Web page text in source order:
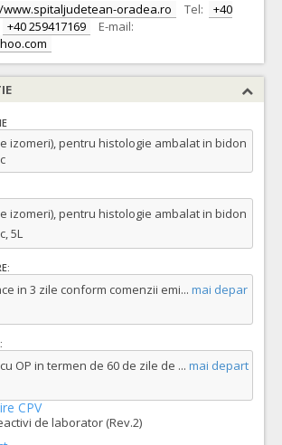
oradea.ro Tel:
+40
+40 259417169
E-mail:
izomeri), pentru histologie ambalat in bidon
izomeri), pentru histologie ambalat in bidon
5L
in 3 zile conform comenzii emi... mai depar
OP in termen de 60 de zile de ... mai depart
CPV
de laborator (Rev.2)